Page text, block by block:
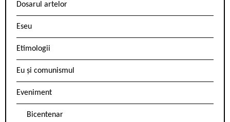
Dosarul artelor
Eseu
Etimologii
Eu și comunismul
Eveniment
Bicentenar